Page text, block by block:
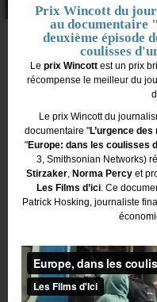
Prix Wincott du
au documentaire
deuxième épisode
coulisses
Le prix Wincott est un prix
récompense le meilleur du
Le prix Wincott du
documentaire "L’urgence des
"Europe: dans les coulisses
3, Smithsonian Networks)
Stirzaker, Norma Percy et
Les Films d’ici. Ce
Patrick Hosking, journaliste